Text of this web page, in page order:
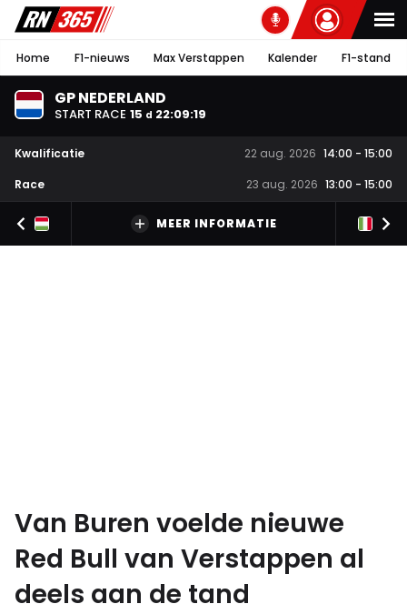
Home F1-nieuws Max Verstappen Kalender F1-stand
GP NEDERLAND
START RACE 15 d 22:09:18
Kwalificatie 22 aug. 2026 14:00 - 15:00
Race
23 aug. 2026 13:00 - 15:00
MEER INFORMATIE
Van Buren voelde nieuwe
Red Bull van Verstappen al
deels aan de tand